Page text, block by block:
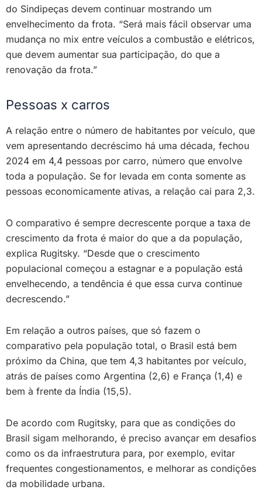
do Sindipeças devem continuar mostrando um
envelhecimento da frota. “Será mais fácil observar uma
mudança no mix entre veículos a combustão e elétricos,
que devem aumentar sua participação, do que a
renovação da frota.”
Pessoas x carros
A relação entre o número de habitantes por veículo, que
vem apresentando decréscimo há uma década, fechou
2024 em 4,4 pessoas por carro, número que envolve
toda a população. Se for levada em conta somente as
pessoas economicamente ativas, a relação cai para 2,3.
O comparativo é sempre decrescente porque a taxa de
crescimento da frota é maior do que a da população,
explica Rugitsky. “Desde que o crescimento
populacional começou a estagnar e a população está
envelhecendo, a tendência é que essa curva continue
decrescendo.”
Em relação a outros países, que só fazem o
comparativo pela população total, o Brasil está bem
próximo da China, que tem 4,3 habitantes por veículo,
atrás de países como Argentina (2,6) e França (1,4) e
bem à frente da Índia (15,5).
De acordo com Rugitsky, para que as condições do
Brasil sigam melhorando, é preciso avançar em desafios
como os da infraestrutura para, por exemplo, evitar
frequentes congestionamentos, e melhorar as condições
da mobilidade urbana.